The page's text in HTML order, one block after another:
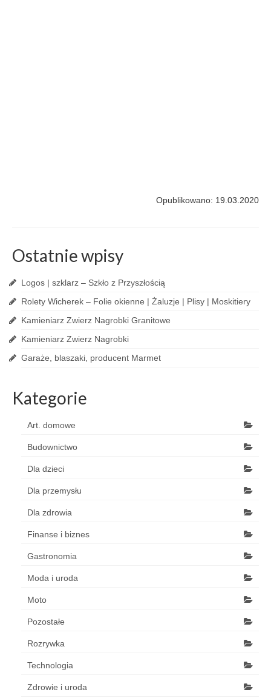
Opublikowano: 19.03.2020
Ostatnie wpisy
Logos | szklarz – Szkło z Przyszłością
Rolety Wicherek – Folie okienne | Żaluzje | Plisy | Moskitiery
Kamieniarz Zwierz Nagrobki Granitowe
Kamieniarz Zwierz Nagrobki
Garaże, blaszaki, producent Marmet
Kategorie
Art. domowe
Budownictwo
Dla dzieci
Dla przemysłu
Dla zdrowia
Finanse i biznes
Gastronomia
Moda i uroda
Moto
Pozostałe
Rozrywka
Technologia
Zdrowie i uroda